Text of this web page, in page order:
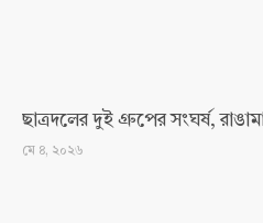
ছাত্রদলের দুই গ্রুপের সংঘর্ষ,
মে ৪, ২০২৬